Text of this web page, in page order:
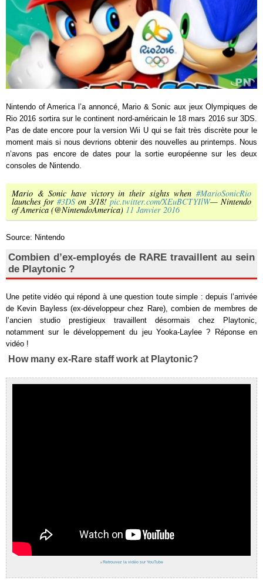
Nintendo of America l’a annoncé, Mario & Sonic aux jeux Olympiques de
Rio 2016 sortira sur le continent nord-américain le 18 mars 2016 sur 3DS.
Pas de date encore pour la version Wii U qui se fait très discrète pour le
moment mais si nous devrions obtenir des nouvelles au printemps. Nous
n’avons pas encore de dates pour la sortie européenne sur les deux
consoles de Nintendo.
Mario & Sonic have victory in their sights when #MarioSonicRio
launches for #3DSon 3/18! pic.twitter.com/XEuBCTYIlW— Nintendo
of America (@NintendoAmerica) 11 Janvier 2016
Source: Nintendo
Combien d’ex-employés de RARE travaillent au sein
de Playtonic ?
Une petite vidéo qui répond à une question toute simple : depuis l’arrivée
de Kevin Bayless (ex-développeur chez Rare), combien de membres de
l’ancien studio prestigieux travaillent désormais chez Playtonic,
notamment sur le développement du jeu Yooka-Laylee ? Réponse en
vidéo !
How many ex-Rare staff work at Playtonic?
› Retrouvez la vidéo sur YouTube